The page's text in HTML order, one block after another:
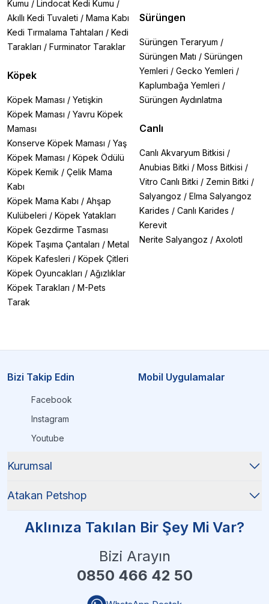
Kumu / Lindocat Kedi Kumu /
Akıllı Kedi Tuvaleti / Mama Kabı
Kedi Tırmalama Tahtaları / Kedi
Tarakları / Furminator Taraklar
Köpek
Köpek Maması / Yetişkin
Köpek Maması / Yavru Köpek
Maması
Konserve Köpek Maması / Yaş
Köpek Maması / Köpek Ödülü
Köpek Kemik / Çelik Mama
Kabı
Köpek Mama Kabı / Ahşap
Kulübeleri / Köpek Yatakları
Köpek Gezdirme Tasması
Köpek Taşıma Çantaları / Metal
Köpek Kafesleri / Köpek Çitleri
Köpek Oyuncakları / Ağızlıklar
Köpek Tarakları / M-Pets
Tarak
Sürüngen
Sürüngen Teraryum /
Sürüngen Matı / Sürüngen
Yemleri / Gecko Yemleri /
Kaplumbağa Yemleri /
Sürüngen Aydınlatma
Canlı
Canlı Akvaryum Bitkisi /
Anubias Bitki / Moss Bitkisi /
Vitro Canlı Bitki / Zemin Bitki /
Salyangoz / Elma Salyangoz
Karides / Canlı Karides /
Kerevit
Nerite Salyangoz / Axolotl
Bizi Takip Edin
Facebook
Instagram
Youtube
Mobil Uygulamalar
Kurumsal
Atakan Petshop
Aklınıza Takılan Bir Şey Mi Var?
Bizi Arayın
0850 466 42 50